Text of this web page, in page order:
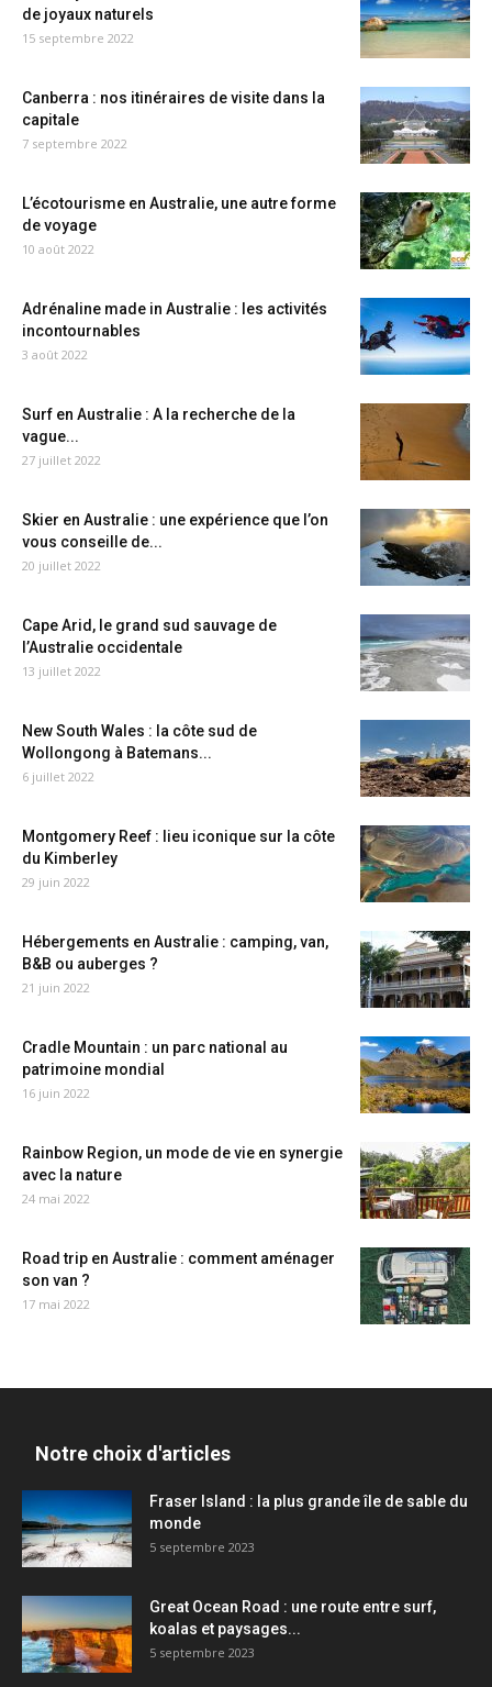
de joyaux naturels
15 septembre 2022
Canberra : nos itinéraires de visite dans la
capitale
7 septembre 2022
L’écotourisme en Australie, une autre forme
de voyage
10 août 2022
Adrénaline made in Australie : les activités
incontournables
3 août 2022
Surf en Australie : A la recherche de la
vague...
27 juillet 2022
Skier en Australie : une expérience que l’on
vous conseille de...
20 juillet 2022
Cape Arid, le grand sud sauvage de
l’Australie occidentale
13 juillet 2022
New South Wales : la côte sud de
Wollongong à Batemans...
6 juillet 2022
Montgomery Reef : lieu iconique sur la côte
du Kimberley
29 juin 2022
Hébergements en Australie : camping, van,
B&B ou auberges ?
21 juin 2022
Cradle Mountain : un parc national au
patrimoine mondial
16 juin 2022
Rainbow Region, un mode de vie en synergie
avec la nature
24 mai 2022
Road trip en Australie : comment aménager
son van ?
17 mai 2022
Notre choix d'articles
Fraser Island : la plus grande île de sable du
monde
5 septembre 2023
Great Ocean Road : une route entre surf,
koalas et paysages...
5 septembre 2023